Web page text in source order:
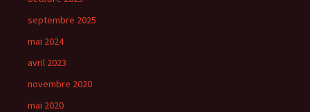
septembre 2025
mai 2024
avril 2023
novembre 2020
mai 2020